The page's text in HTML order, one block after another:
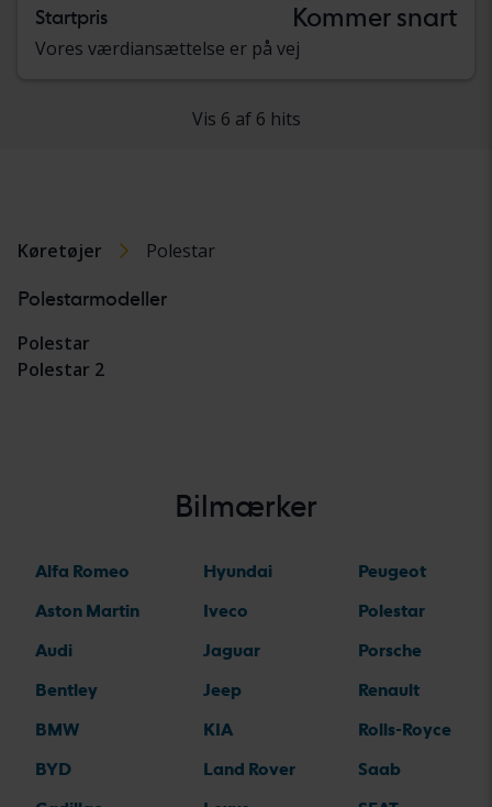
Startpris Kommer snart
Vores værdiansættelse er på vej
Vis 6 af 6 hits
Køretøjer Polestar
Polestarmodeller
Polestar
Polestar 2
Bilmærker
Alfa Romeo
Aston Martin
Audi
Bentley
BMW
BYD
Hyundai
Iveco
Jaguar
Jeep
KIA
Land Rover
Peugeot
Polestar
Porsche
Renault
Rolls-Royce
Saab